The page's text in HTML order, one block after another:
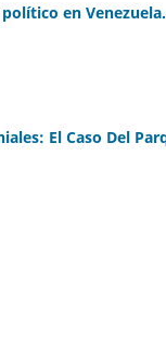
en Venezuela.
El Caso Del